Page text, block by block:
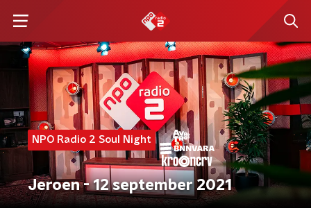
NPO Radio 2 Soul Night
Jeroen - 12 september 2021